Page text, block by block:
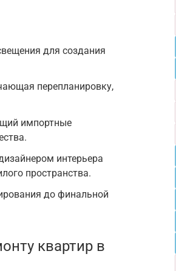
для создания
перепланировку,
импортные
интерьера
пространства.
до финальной
квартир в